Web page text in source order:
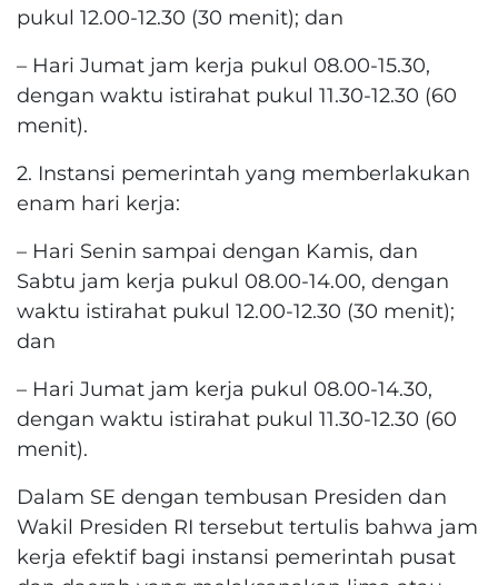
pukul 12.00-12.30 (30 menit); dan
– Hari Jumat jam kerja pukul 08.00-15.30,
dengan waktu istirahat pukul 11.30-12.30 (60
menit).
2. Instansi pemerintah yang memberlakukan
enam hari kerja:
– Hari Senin sampai dengan Kamis, dan
Sabtu jam kerja pukul 08.00-14.00, dengan
waktu istirahat pukul 12.00-12.30 (30 menit);
dan
– Hari Jumat jam kerja pukul 08.00-14.30,
dengan waktu istirahat pukul 11.30-12.30 (60
menit).
Dalam SE dengan tembusan Presiden dan
Wakil Presiden RI tersebut tertulis bahwa jam
kerja efektif bagi instansi pemerintah pusat